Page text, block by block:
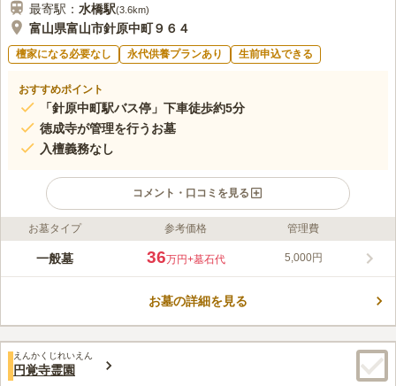
最寄駅： 水橋駅(3.6km)
富山県富山市針原中町９６４
檀家になる必要なし 永代供養プランあり 生前申込できる
おすすめポイント
「針原中町駅バス停」下車徒歩約5分
徳成寺が管理を行うお墓
入檀義務なし
コメント・口コミを見る
ライフドット編集部のコメント
国道41号線沿いに位置しており、墓域からは立山連峰を望むこと
完備しており、駐車場から墓域まで全てバリアフリー設計で、お
来る方が居ても安心です。
口コミ評価
みんなの評価
50代女性
この近くに大きなホームセンターのようなお店はありませんが、
お墓タイプ 参考価格 管理費
一般墓 36万円+墓石代 5,000円
お墓の詳細を見る
えんかくじれいえん
円覚寺霊園